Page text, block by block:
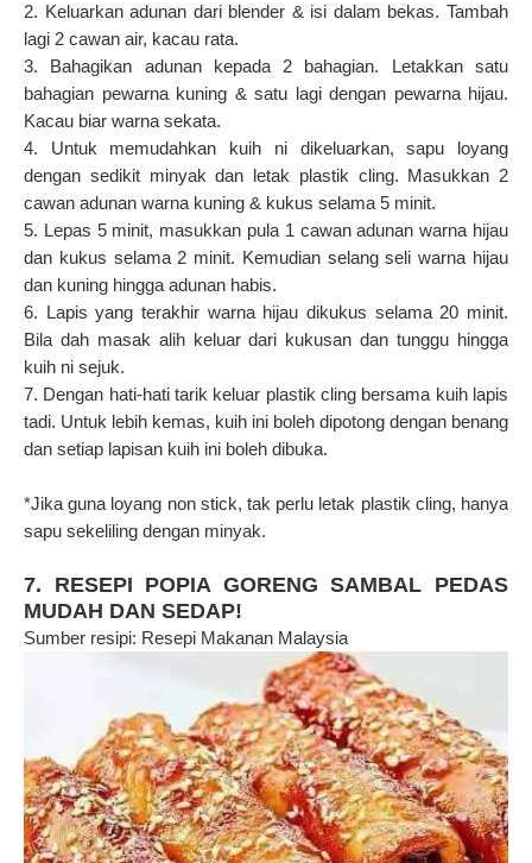
2. Keluarkan adunan dari blender & isi dalam bekas. Tambah
lagi 2 cawan air, kacau rata.
3. Bahagikan adunan kepada 2 bahagian. Letakkan satu
bahagian pewarna kuning & satu lagi dengan pewarna hijau.
Kacau biar warna sekata.
4. Untuk memudahkan kuih ni dikeluarkan, sapu loyang
dengan sedikit minyak dan letak plastik cling. Masukkan 2
cawan adunan warna kuning & kukus selama 5 minit.
5. Lepas 5 minit, masukkan pula 1 cawan adunan warna hijau
dan kukus selama 2 minit. Kemudian selang seli warna hijau
dan kuning hingga adunan habis.
6. Lapis yang terakhir warna hijau dikukus selama 20 minit.
Bila dah masak alih keluar dari kukusan dan tunggu hingga
kuih ni sejuk.
7. Dengan hati-hati tarik keluar plastik cling bersama kuih lapis
tadi. Untuk lebih kemas, kuih ini boleh dipotong dengan benang
dan setiap lapisan kuih ini boleh dibuka.
*Jika guna loyang non stick, tak perlu letak plastik cling, hanya
sapu sekeliling dengan minyak.
7. RESEPI POPIA GORENG SAMBAL PEDAS
MUDAH DAN SEDAP!
Sumber resipi: Resepi Makanan Malaysia